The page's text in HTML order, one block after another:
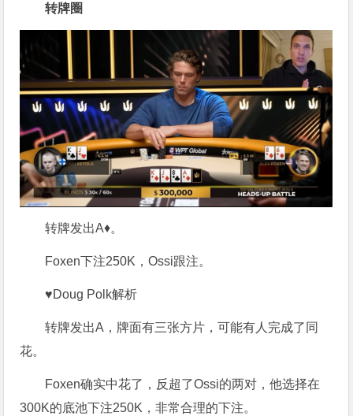
转牌圈
转牌发出A♦。
Foxen下注250K，Ossi跟注。
♥Doug Polk解析
转牌发出A，牌面有三张方片，可能有人完成了同
花。
Foxen确实中花了，反超了Ossi的两对，他选择在
300K的底池下注250K，非常合理的下注。